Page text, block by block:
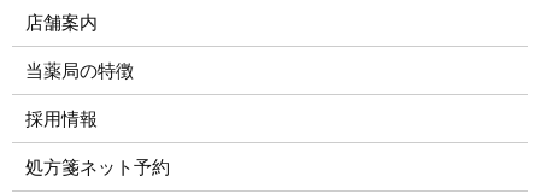
店舗案内
当薬局の特徴
採用情報
処方箋ネット予約